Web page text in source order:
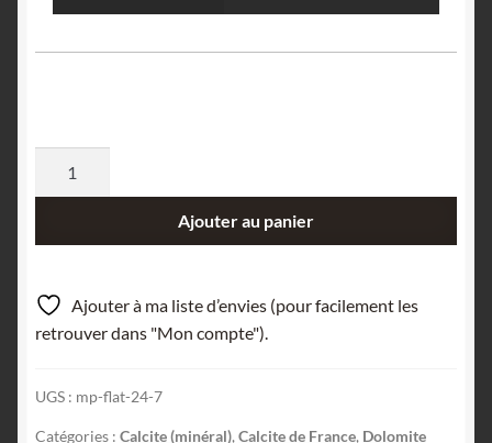
et
Trèves,
Gard.
Ajouter au panier
Ajouter à ma liste d’envies (pour facilement les
retrouver dans "Mon compte").
UGS : mp-flat-24-7
Catégories : Calcite (minéral), Calcite de France, Dolomite